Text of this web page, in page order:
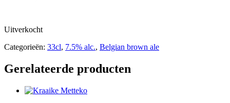
Uitverkocht
Categorieën: 33cl, 7.5% alc., Belgian brown ale
Gerelateerde producten